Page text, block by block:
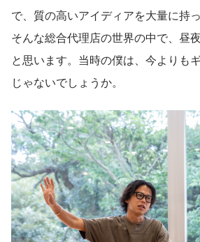
で、質の高いアイディアを大量に持
そんな総合代理店の世界の中で、昼
と思います。当時の僕は、今よりも
じゃないでしょうか。